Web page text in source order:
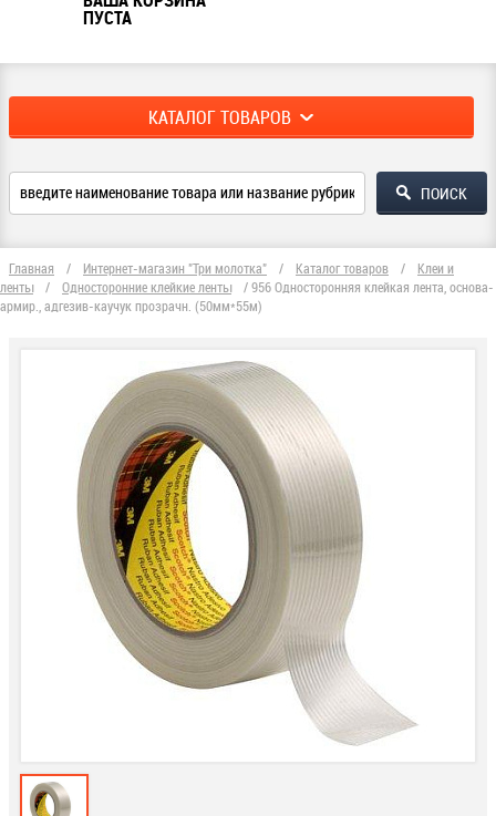
ПУСТА
КАТАЛОГ ТОВАРОВ
Главная / Интернет-магазин "Три молотка" / Каталог товаров /
Клеи и
ленты
/ Односторонние клейкие ленты /956 Односторонняя клейкая лента, основа-
армир., адгезив-каучук прозрачн. (50мм*55м)